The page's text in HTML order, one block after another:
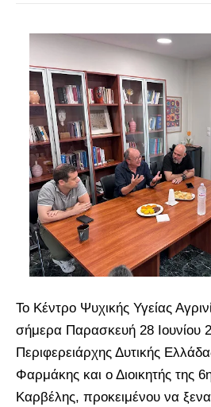
Το Κέντρο Ψυχικής Υγείας
σήμερα Παρασκευή 28 Ιουνίου
Περιφερειάρχης Δυτικής
Φαρμάκης και ο Διοικητής της
Καρβέλης, προκειμένου να